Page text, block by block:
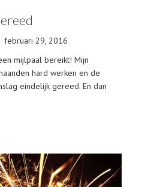
februari 29, 2016
mijlpaal bereikt! Mijn
hard werken en de
eindelijk gereed. En dan